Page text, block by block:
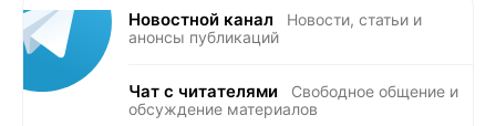
Новостной канал
Новости, статьи и
анонсы публикаций
Чат с читателями
Свободное общение и
обсуждение материалов